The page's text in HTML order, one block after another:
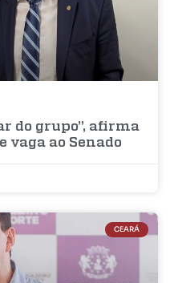
do grupo”, afirma
vaga ao Senado
CEARÁ